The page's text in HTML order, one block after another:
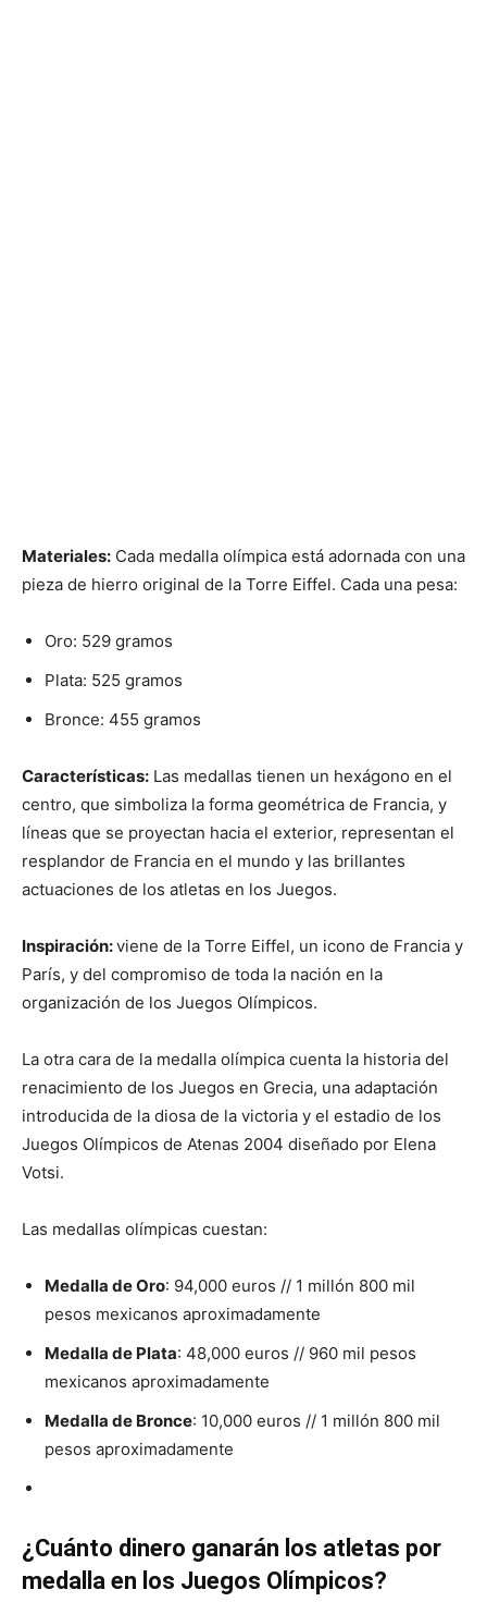
Materiales: Cada medalla olímpica está adornada con una
pieza de hierro original de la Torre Eiffel. Cada una pesa:
Oro: 529 gramos
Plata: 525 gramos
Bronce: 455 gramos
Características: Las medallas tienen un hexágono en el
centro, que simboliza la forma geométrica de Francia, y
líneas que se proyectan hacia el exterior, representan el
resplandor de Francia en el mundo y las brillantes
actuaciones de los atletas en los Juegos.
Inspiración:viene de la Torre Eiffel, un icono de Francia y
París, y del compromiso de toda la nación en la
organización de los Juegos Olímpicos.
La otra cara de la medalla olímpica cuenta la historia del
renacimiento de los Juegos en Grecia, una adaptación
introducida de la diosa de la victoria y el estadio de los
Juegos Olímpicos de Atenas 2004 diseñado por Elena
Votsi.
Las medallas olímpicas cuestan:
Medalla de Oro: 94,000 euros // 1 millón 800 mil
pesos mexicanos aproximadamente
Medalla de Plata: 48,000 euros // 960 mil pesos
mexicanos aproximadamente
Medalla de Bronce: 10,000 euros // 1 millón 800 mil
pesos aproximadamente
¿Cuánto dinero ganarán los atletas por
medalla en los Juegos Olímpicos?